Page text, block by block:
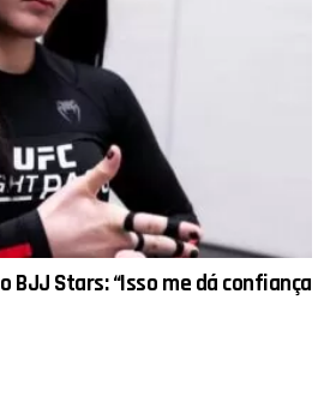
BJJ Stars: “Isso me dá confiança